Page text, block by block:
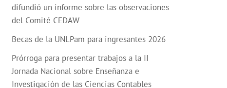
difundió un informe sobre las observaciones
del Comité CEDAW
Becas de la UNLPam para ingresantes 2026
Prórroga para presentar trabajos a la II
Jornada Nacional sobre Enseñanza e
Investigación de las Ciencias Contables